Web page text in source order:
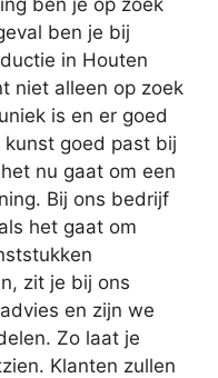
ben je bij
in Houten
niet alleen op zoek
is en er goed
goed past bij
nu gaat om een
Bij ons bedrijf
het gaat om
zit je bij ons
en zijn we
Zo laat je
Klanten zullen